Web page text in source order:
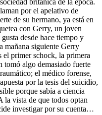
por el apelativo de
de su hermano, ya está en
con Gerry, un joven
desde hace tiempo y
mañana siguiente Gerry
el primer schock, la primera
tomó algo demasiado fuerte
el médico forense,
por la tesis del suicidio,
porque sabía a ciencia
la vista de que todos optan
investigar por su cuenta…